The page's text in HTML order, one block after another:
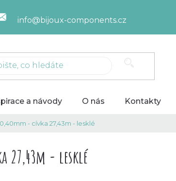
info@bijoux-components.cz
a návody O nás Kontakty
0,40mm - cívka 27,43m - lesklé
27,43m - lesklé